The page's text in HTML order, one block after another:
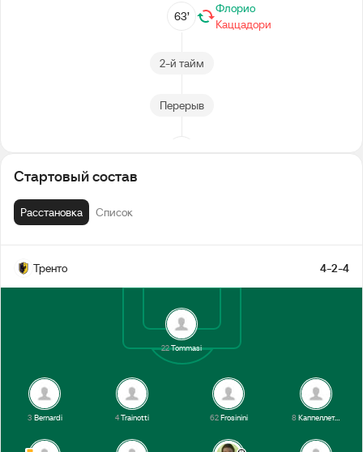
63’
Флорио
Каццадори
2-й тайм
Перерыв
1-й тайм
Стартовый состав
Расстановка Список
Тренто 4-2-4
22Tommasi
3 Bernardi 4Trainotti 62Frosinini 8Каппеллетти